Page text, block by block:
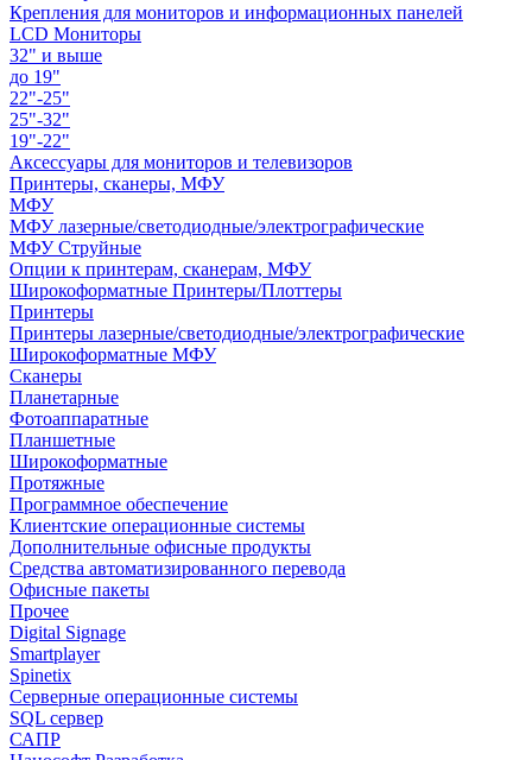
Крепления для мониторов и информационных панелей
LCD Мониторы
32" и выше
до 19"
22"-25"
25"-32"
19"-22"
Аксессуары для мониторов и телевизоров
Принтеры, сканеры, МФУ
МФУ
МФУ лазерные/светодиодные/электрографические
МФУ Струйные
Опции к принтерам, сканерам, МФУ
Широкоформатные Принтеры/Плоттеры
Принтеры
Принтеры лазерные/светодиодные/электрографические
Широкоформатные МФУ
Сканеры
Планетарные
Фотоаппаратные
Планшетные
Широкоформатные
Протяжные
Программное обеспечение
Клиентские операционные системы
Дополнительные офисные продукты
Средства автоматизированного перевода
Офисные пакеты
Прочее
Digital Signage
Smartplayer
Spinetix
Серверные операционные системы
SQL сервер
САПР